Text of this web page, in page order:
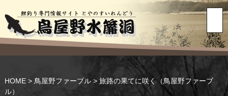
HOME> 鳥屋野ファーブル> 旅路の果てに咲く（鳥屋野ファーブ
ル）